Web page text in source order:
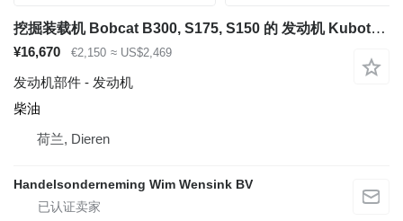
挖掘装载机 Bobcat B300, S175, S150 的 发动机 Kubota V2203
¥16,670 €2,150 ≈ US$2,469
发动机部件 - 发动机
柴油
荷兰, Dieren
Handelsonderneming Wim Wensink BV